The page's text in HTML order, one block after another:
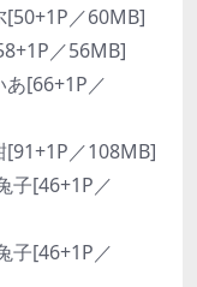
／60MB]
／56MB]
[66+1P／
／108MB]
子[46+1P／
子[46+1P／